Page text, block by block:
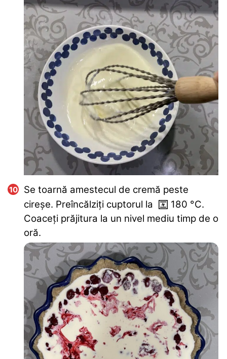
Se toarnă amestecul de cremă peste
cireșe. Preîncălziți cuptorul la
180 °C.
Coaceți prăjitura la un nivel mediu timp de o
oră.